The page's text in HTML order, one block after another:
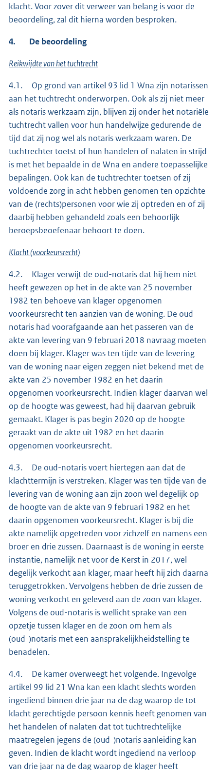
klacht. Voor zover dit verweer van belang is voor de
beoordeling, zal dit hierna worden besproken.
4. De beoordeling
Reikwijdte van het tuchtrecht
4.1. Op grond van artikel 93 lid 1 Wna zijn notarissen
aan het tuchtrecht onderworpen. Ook als zij niet meer
als notaris werkzaam zijn, blijven zij onder het notariële
tuchtrecht vallen voor hun handelwijze gedurende de
tijd dat zij nog wel als notaris werkzaam waren. De
tuchtrechter toetst of hun handelen of nalaten in strijd
is met het bepaalde in de Wna en andere toepasselijke
bepalingen. Ook kan de tuchtrechter toetsen of zij
voldoende zorg in acht hebben genomen ten opzichte
van de (rechts)personen voor wie zij optreden en of zij
daarbij hebben gehandeld zoals een behoorlijk
beroepsbeoefenaar behoort te doen.
Klacht (voorkeursrecht)
4.2. Klager verwijt de oud-notaris dat hij hem niet
heeft gewezen op het in de akte van 25 november
1982 ten behoeve van klager opgenomen
voorkeursrecht ten aanzien van de woning. De oud-
notaris had voorafgaande aan het passeren van de
akte van levering van 9 februari 2018 navraag moeten
doen bij klager. Klager was ten tijde van de levering
van de woning naar eigen zeggen niet bekend met de
akte van 25 november 1982 en het daarin
opgenomen voorkeursrecht. Indien klager daarvan wel
op de hoogte was geweest, had hij daarvan gebruik
gemaakt. Klager is pas begin 2020 op de hoogte
geraakt van de akte uit 1982 en het daarin
opgenomen voorkeursrecht.
4.3. De oud-notaris voert hiertegen aan dat de
klachttermijn is verstreken. Klager was ten tijde van de
levering van de woning aan zijn zoon wel degelijk op
de hoogte van de akte van 9 februari 1982 en het
daarin opgenomen voorkeursrecht. Klager is bij die
akte namelijk opgetreden voor zichzelf en namens een
broer en drie zussen. Daarnaast is de woning in eerste
instantie, namelijk net voor de Kerst in 2017, wel
degelijk verkocht aan klager, maar heeft hij zich daarna
teruggetrokken. Vervolgens hebben de drie zussen de
woning verkocht en geleverd aan de zoon van klager.
Volgens de oud-notaris is wellicht sprake van een
opzetje tussen klager en de zoon om hem als
(oud-)notaris met een aansprakelijkheidstelling te
benadelen.
4.4. De kamer overweegt het volgende. Ingevolge
artikel 99 lid 21 Wna kan een klacht slechts worden
ingediend binnen drie jaar na de dag waarop de tot
klacht gerechtigde persoon kennis heeft genomen van
het handelen of nalaten dat tot tuchtrechtelijke
maatregelen jegens de (oud-)notaris aanleiding kan
geven. Indien de klacht wordt ingediend na verloop
van drie jaar na de dag waarop de klager heeft